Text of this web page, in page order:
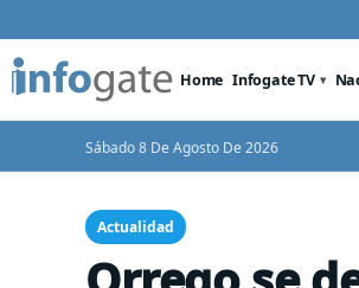
Home Infogate TV
Sábado 8 De Agosto De 2026
Actualidad